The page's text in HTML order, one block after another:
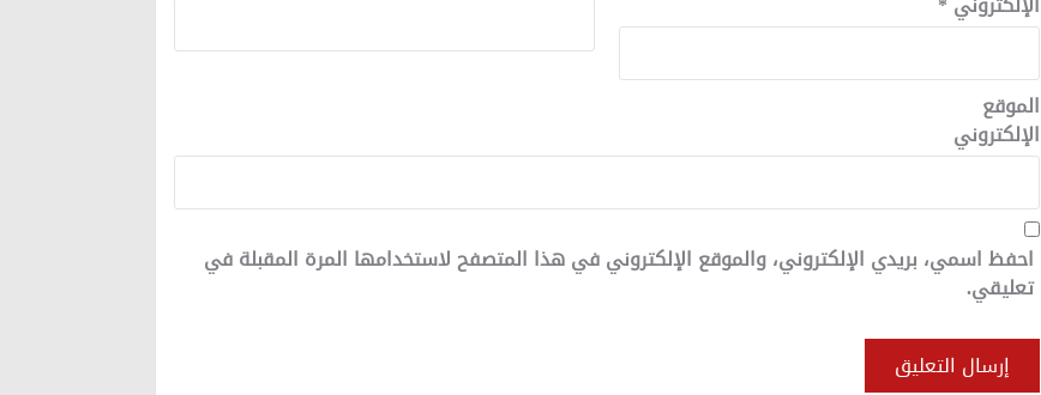
الموقع
الإلكتروني
احفظ اسمي، بريدي الإلكتروني، والموقع الإلكتروني في هذا المتصفح لاستخدامها المرة المقبلة في
تعليقي.